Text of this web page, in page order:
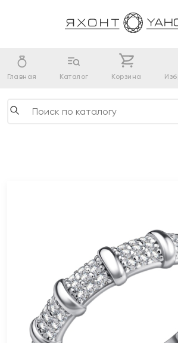
Главная Каталог Корзина